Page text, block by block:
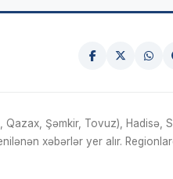
Şəmkir, Tovuz), Hadisə,
xəbərlər yer alır.